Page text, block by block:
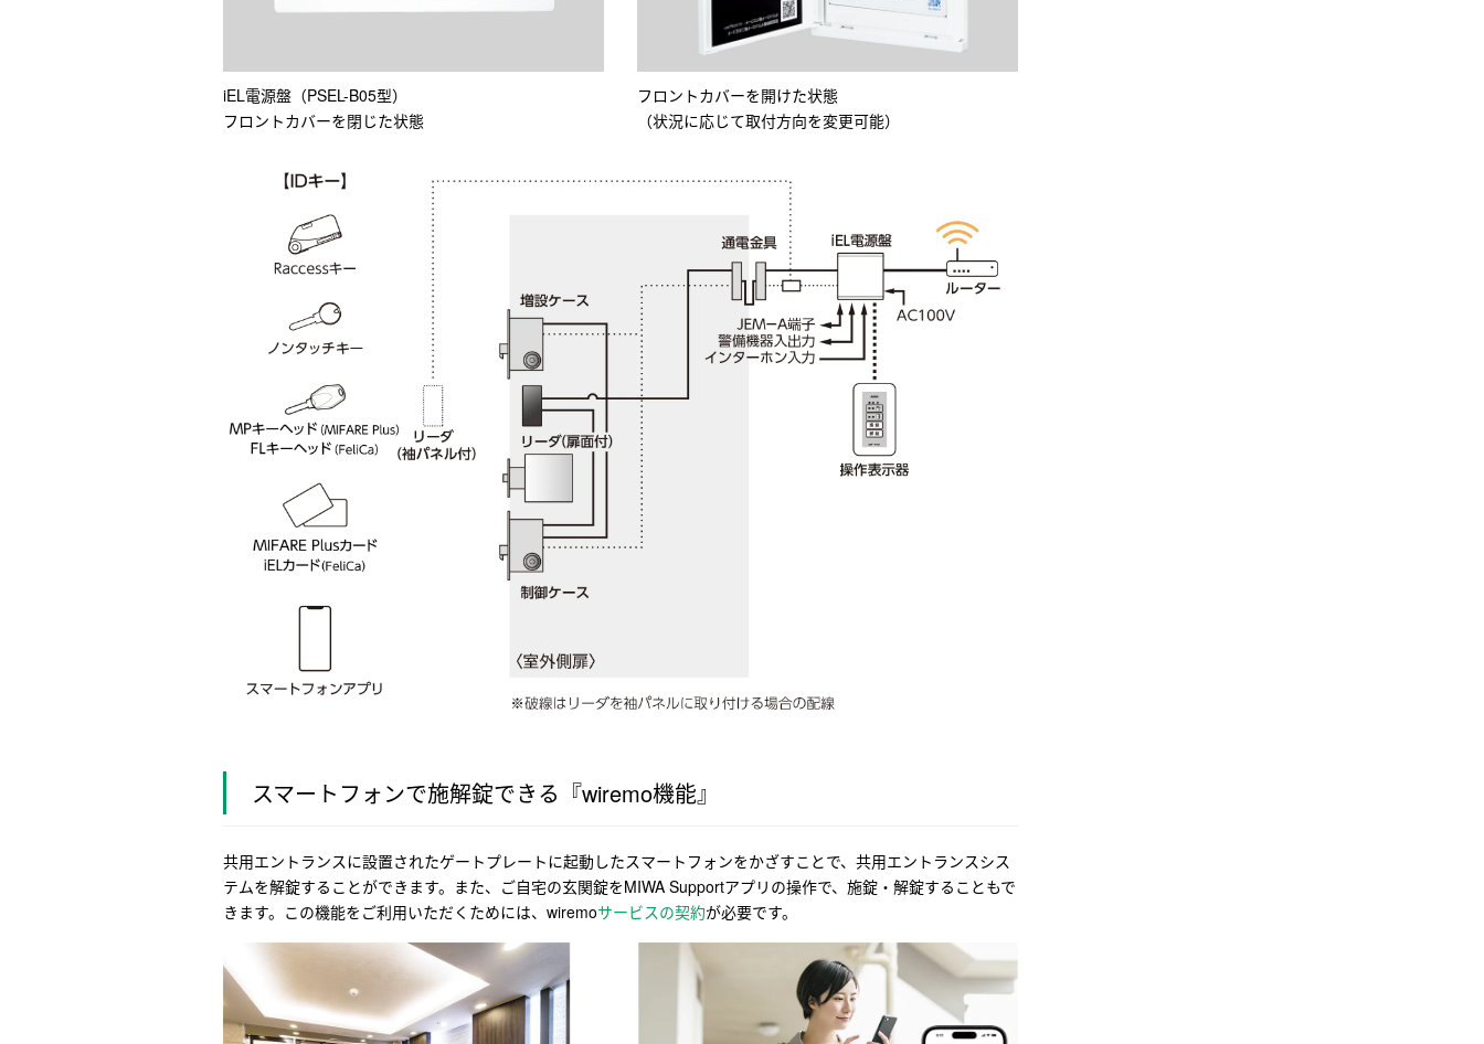
iEL電源盤（PSEL-B05型）
フロントカバーを閉じた状態
フロントカバーを開けた状態
（状況に応じて取付方向を変更可能）
スマートフォンで施解錠できる『wiremo機能』
共用エントランスに設置されたゲートプレートに起動したスマートフォンをかざすことで、共用エントランスシス
テムを解錠することができます。また、ご自宅の玄関錠をMIWA Supportアプリの操作で、施錠・解錠することもで
きます。この機能をご利用いただくためには、wiremoサービスの契約が必要です。